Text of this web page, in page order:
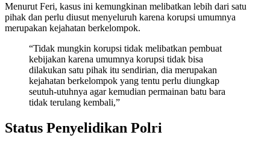
Menurut Feri, kasus ini kemungkinan melibatkan lebih dari satu
pihak dan perlu diusut menyeluruh karena korupsi umumnya
merupakan kejahatan berkelompok.
“Tidak mungkin korupsi tidak melibatkan pembuat
kebijakan karena umumnya korupsi tidak bisa
dilakukan satu pihak itu sendirian, dia merupakan
kejahatan berkelompok yang tentu perlu diungkap
seutuh-utuhnya agar kemudian permainan batu bara
tidak terulang kembali,”
Status Penyelidikan Polri